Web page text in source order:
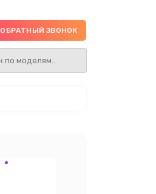
ОБРАТНЫЙ ЗВОНОК